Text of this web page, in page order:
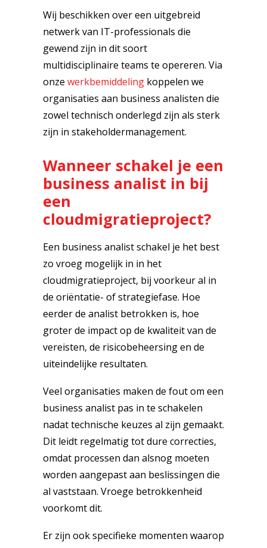
Wij beschikken over een uitgebreid
netwerk van IT-professionals die
gewend zijn in dit soort
multidisciplinaire teams te opereren. Via
onze werkbemiddeling koppelen we
organisaties aan business analisten die
zowel technisch onderlegd zijn als sterk
zijn in stakeholdermanagement.
Wanneer schakel je een
business analist in bij
een
cloudmigratieproject?
Een business analist schakel je het best
zo vroeg mogelijk in in het
cloudmigratieproject, bij voorkeur al in
de oriëntatie- of strategiefase. Hoe
eerder de analist betrokken is, hoe
groter de impact op de kwaliteit van de
vereisten, de risicobeheersing en de
uiteindelijke resultaten.
Veel organisaties maken de fout om een
business analist pas in te schakelen
nadat technische keuzes al zijn gemaakt.
Dit leidt regelmatig tot dure correcties,
omdat processen dan alsnog moeten
worden aangepast aan beslissingen die
al vaststaan. Vroege betrokkenheid
voorkomt dit.
Er zijn ook specifieke momenten waarop